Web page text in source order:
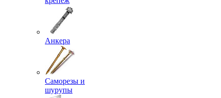
Анкера
Саморезы и
шурупы